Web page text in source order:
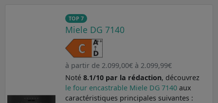
TOP 7
Miele DG 7140
à partir de 2.099,00€ à 2.099,99€
Noté 8.1/10 par la rédaction, découvrez
le four encastrable Miele DG 7140 aux
caractéristiques principales suivantes :